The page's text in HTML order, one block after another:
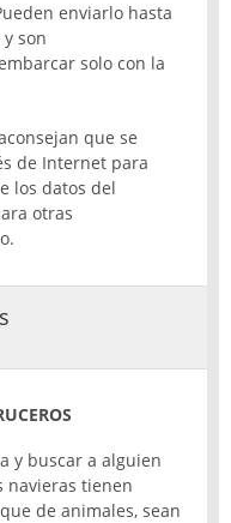
enviarlo hasta
son
solo con la
que se
de Internet para
los datos del
otras
y buscar a alguien
navieras tienen
de animales, sean